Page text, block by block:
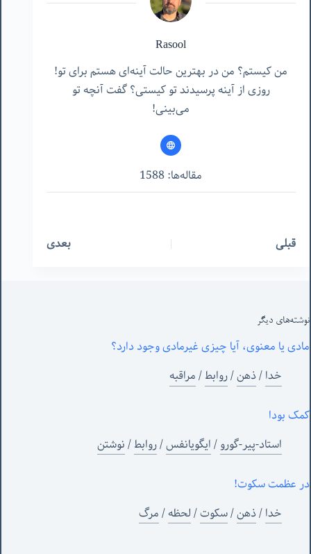
Rasool
من کیستم؟ من در بهترین حالت آینه‌ای هستم برای تو!
روزی از آینه پرسیدند تو کیستی؟ گفت آنچه تو
می‌بینی!
مقاله‌ها: 1588
قبلی بعدی
نوشته‌های‌ دیگر
مادی یا معنوی، آیا چیزی غیرمادی وجود دارد؟
خدا/ذهن/روابط/مراقبه
کمک بودا
استاد-پیر-گورو/ایگویانفس/روابط/نوشتن
در عظمت سکوت!
خدا/ذهن/سکوت/لحظه/مرگ